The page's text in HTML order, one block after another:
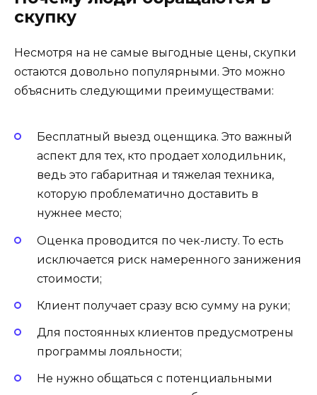
скупку
Несмотря на не самые выгодные цены, скупки
остаются довольно популярными. Это можно
объяснить следующими преимуществами:
Бесплатный выезд оценщика. Это важный
аспект для тех, кто продает холодильник,
ведь это габаритная и тяжелая техника,
которую проблематично доставить в
нужнее место;
Оценка проводится по чек-листу. То есть
исключается риск намеренного занижения
стоимости;
Клиент получает сразу всю сумму на руки;
Для постоянных клиентов предусмотрены
программы лояльности;
Не нужно общаться с потенциальными